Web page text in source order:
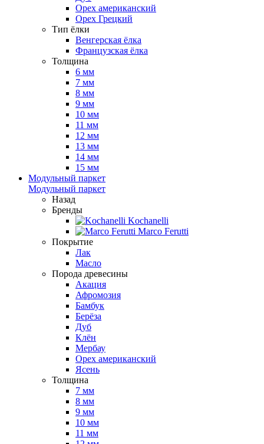
Орех американский
Орех Грецкий
Тип ёлки
Венгерская ёлка
Французская ёлка
Толщина
6 мм
7 мм
8 мм
9 мм
10 мм
11 мм
12 мм
13 мм
14 мм
15 мм
Модульный паркет
Модульный паркет
Назад
Бренды
Kochanelli
Marco Ferutti
Покрытие
Лак
Масло
Порода древесины
Акация
Афромозия
Бамбук
Берёза
Дуб
Клён
Мербау
Орех американский
Ясень
Толщина
7 мм
8 мм
9 мм
10 мм
11 мм